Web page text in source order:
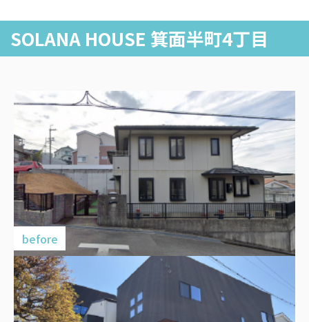
わたしたちについて
私
の
想
い
私
た
ち
強
み
社
事業内容
託
営
業
部
事
業
発
部
販売中物件
新
築
マ
ン
シ
ョ
新
築
戸
企業情報
会
社
概
要
お問い合わせ
お
問
い
合
わ
せ
フ
SOLANA HOUSE 箕面半町4丁目